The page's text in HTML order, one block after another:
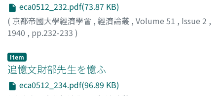
eca0512_232.pdf(73.87 KB)
( 京都帝國大學經濟學會 , 經濟論叢 , Volume 51 , Issue 2 ,
1940 , pp.232-233 )
Item
追憶文財部先生を憶ふ
eca0512_234.pdf(96.89 KB)